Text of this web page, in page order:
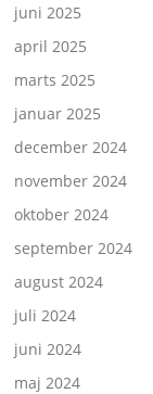
juni 2025
april 2025
marts 2025
januar 2025
december 2024
november 2024
oktober 2024
september 2024
august 2024
juli 2024
juni 2024
maj 2024